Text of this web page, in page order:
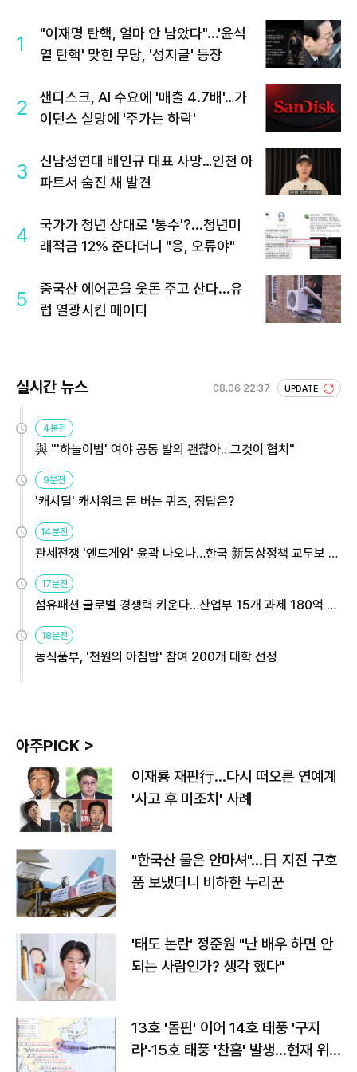
1
"이재명 탄핵, 얼마 안 남았다"...'윤석
열 탄핵' 맞힌 무당, '성지글' 등장
2
샌디스크, AI 수요에 '매출 4.7배'…가
이던스 실망에 '주가는 하락'
3
신남성연대 배인규 대표 사망…인천 아
파트서 숨진 채 발견
4
국가가 청년 상대로 '통수'?...청년미
래적금 12% 준다더니 "응, 오류야"
5
중국산 에어콘을 웃돈 주고 산다...유
럽 열광시킨 메이디
실시간 뉴스 08.06 22:37 UPDATE
4분전
與 "'하늘이법' 여야 공동 발의 괜찮아…그것이 협치"
9분전
'캐시딜' 캐시워크 돈 버는 퀴즈, 정답은?
14분전
관세전쟁 '엔드게임' 윤곽 나오나…한국 新통상정책 교두보 활
용해야
17분전
섬유패션 글로벌 경쟁력 키운다…산업부 15개 과제 180억 지
원
18분전
농식품부, '천원의 아침밥' 참여 200개 대학 선정
아주PICK >
이재룡 재판行…다시 떠오른 연예계
'사고 후 미조치' 사례
"한국산 물은 안마셔"…日 지진 구호
품 보냈더니 비하한 누리꾼
'태도 논란' 정준원 "난 배우 하면 안
되는 사람인가? 생각 했다"
13호 '돌핀' 이어 14호 태풍 '구지
라'·15호 태풍 '찬홈' 발생…현재 위